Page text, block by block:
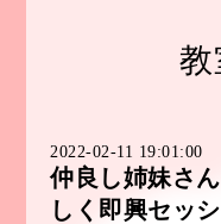
2022-02-11 19:01:00
仲良し姉妹さ
しく即興セッ